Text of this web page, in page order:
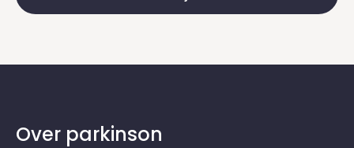
Over parkinson